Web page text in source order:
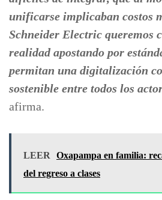
unificarse implicaban costos
Schneider Electric queremos
realidad apostando por
permitan una digitalización
sostenible entre todos los
afirma.
LEER
Oxapampa en familia:
del regreso a clases